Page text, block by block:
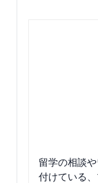
留学の相談
付けている